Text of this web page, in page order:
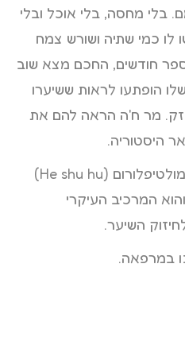
בלי מחסה, בלי אוכל ובלי
לו כמי שתיה ושורש צמח
חודשים, החכם מצא שוב
הופתעו לראות ששיערו
מר ח'ה הראה להם את
היסטוריה.
מאז, שורש הצמח פוליגונום מולטיפלורום (He shu hu)
המרכיב העיקרי
השיער.
במרפאה.